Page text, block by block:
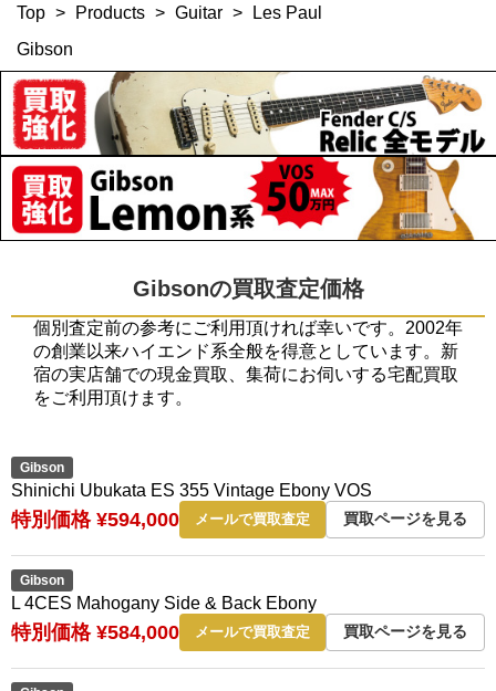
Top > Products > Guitar >
Les Paul
Gibson
Gibsonの買取査定価格
個別査定前の参考にご利用頂ければ幸いです。2002年
の創業以来ハイエンド系全般を得意としています。新
宿の実店舗での現金買取、集荷にお伺いする宅配買取
をご利用頂けます。
Gibson
Shinichi Ubukata ES 355 Vintage Ebony VOS
特別価格 ¥594,000 メールで買取査定 買取ページを見る
Gibson
L 4CES Mahogany Side & Back Ebony
特別価格 ¥584,000 メールで買取査定 買取ページを見る